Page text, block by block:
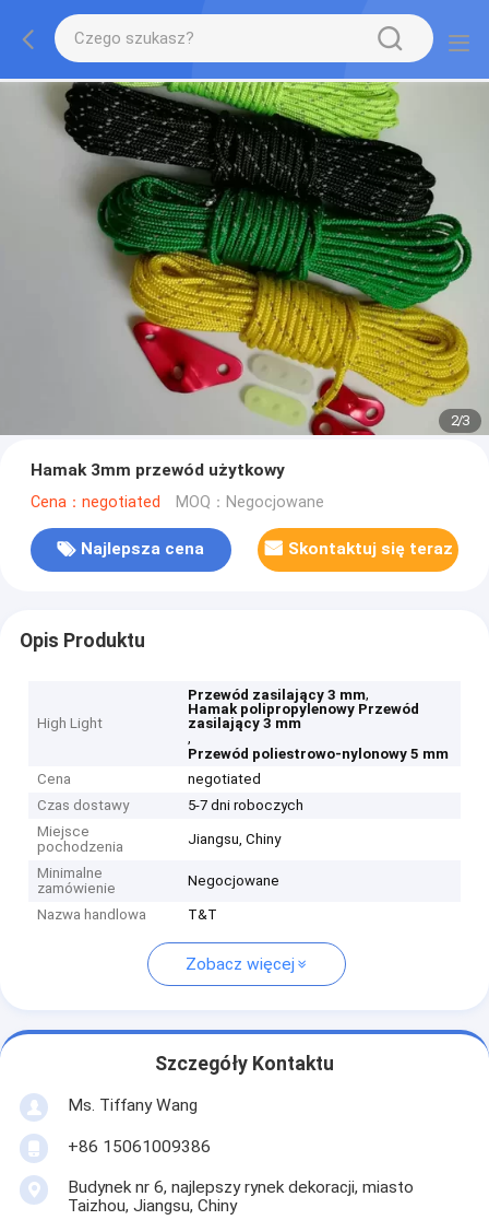
2/3
Hamak 3mm przewód użytkowy
Cena：negotiated MOQ：Negocjowane
Najlepsza cena Skontaktuj się teraz
Opis Produktu
High Light
Przewód zasilający 3 mm,
Hamak polipropylenowy Przewód
zasilający 3 mm
,
Przewód poliestrowo-nylonowy 5 mm
Cena
negotiated
Czas dostawy
5-7 dni roboczych
Miejsce
pochodzenia
Jiangsu, Chiny
Minimalne
zamówienie
Negocjowane
Nazwa handlowa T&T
Zobacz więcej
Szczegóły Kontaktu
Ms. Tiffany Wang
+86 15061009386
Budynek nr 6, najlepszy rynek dekoracji, miasto
Taizhou, Jiangsu, Chiny